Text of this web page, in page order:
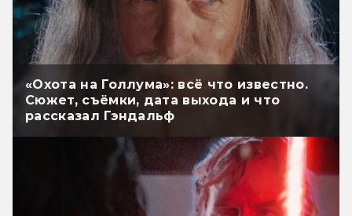
«Охота на Голлума»: всё что известно.
Сюжет, съёмки, дата выхода и что
рассказал Гэндальф